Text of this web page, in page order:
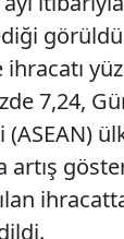
görüldü.
ihracatı
7,24,
artış